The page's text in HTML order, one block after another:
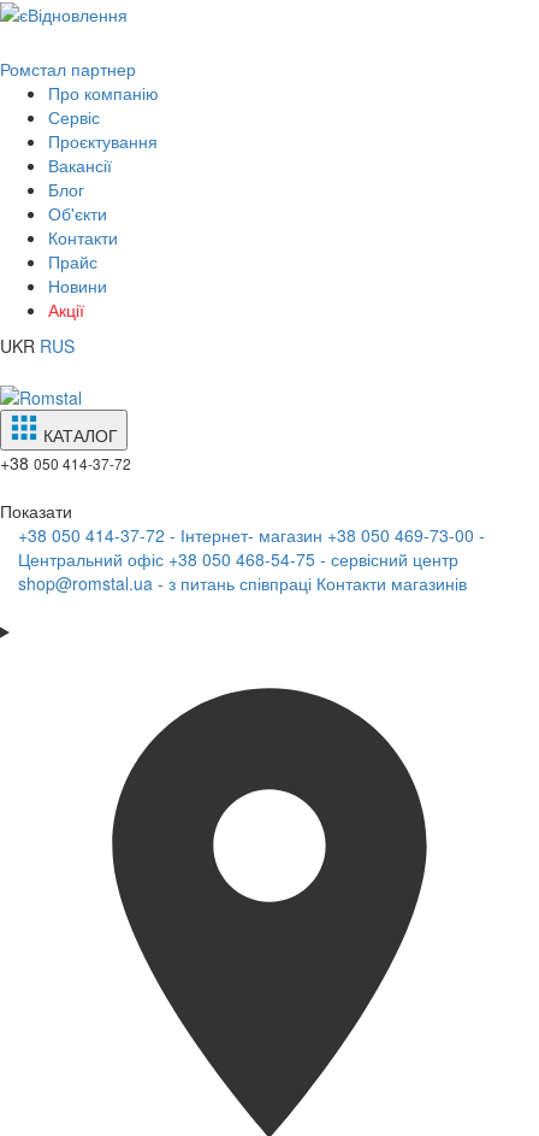
Ромстал партнер
Про компанію
Сервіс
Проєктування
Вакансії
Блог
Об'єкти
Контакти
Прайс
Новини
Акції
UKR RUS
КАТАЛОГ
+38 050 414-37-72
Показати
+38 050 414-37-72 - Інтернет- магазин +38 050 469-73-00 -
Центральний офіс +38 050 468-54-75 - сервісний центр
shop@romstal.ua - з питань співпраці Контакти магазинів